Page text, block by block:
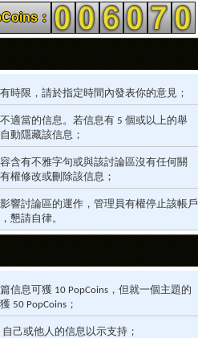
：
時限，請於指定時間內發表你的意見；
適當的信息。若信息有 5 個或以上的舉
動隱藏該信息；
含有不雅字句或與該討論區沒有任何關
權修改或刪除該信息；
響討論區的運作，管理員有權停止該帳戶
懇請自律。
信息可獲 10 PopCoins，但就一個主題的
50 PopCoins；
自己或他人的信息以示支持；